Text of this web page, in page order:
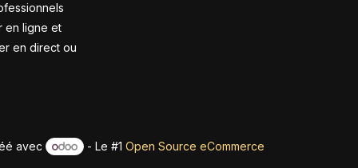
en ligne et
en direct ou
avec - Le #1 Open Source eCommerce